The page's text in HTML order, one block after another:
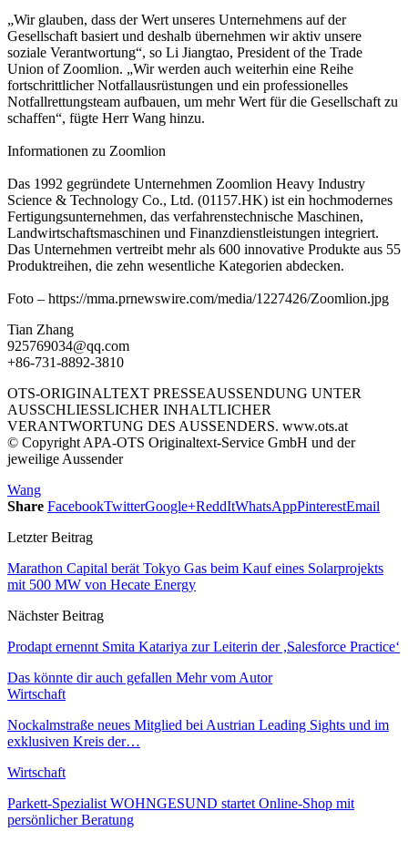
„Wir glauben, dass der Wert unseres Unternehmens auf der
Gesellschaft basiert und deshalb übernehmen wir aktiv unsere
soziale Verantwortung“, so Li Jiangtao, President of the Trade
Union of Zoomlion. „Wir werden auch weiterhin eine Reihe
fortschrittlicher Notfallausrüstungen und ein professionelles
Notfallrettungsteam aufbauen, um mehr Wert für die Gesellschaft zu
schaffen“, fügte Herr Wang hinzu.
Informationen zu Zoomlion
Das 1992 gegründete Unternehmen Zoomlion Heavy Industry
Science & Technology Co., Ltd. (01157.HK) ist ein hochmodernes
Fertigungsunternehmen, das verfahrenstechnische Maschinen,
Landwirtschaftsmaschinen und Finanzdienstleistungen integriert.
Das Unternehmen vertreibt mehr als 600 innovative Produkte aus 55
Produktreihen, die zehn wesentliche Kategorien abdecken.
Foto – https://mma.prnewswire.com/media/1227426/Zoomlion.jpg
Tian Zhang
925769034@qq.com
+86-731-8892-3810
OTS-ORIGINALTEXT PRESSEAUSSENDUNG UNTER
AUSSCHLIESSLICHER INHALTLICHER
VERANTWORTUNG DES AUSSENDERS. www.ots.at
© Copyright APA-OTS Originaltext-Service GmbH und der
jeweilige Aussender
Wang
Share FacebookTwitterGoogle+ReddItWhatsAppPinterestEmail
Letzter Beitrag
Marathon Capital berät Tokyo Gas beim Kauf eines Solarprojekts
mit 500 MW von Hecate Energy
Nächster Beitrag
Prodapt ernennt Smita Katariya zur Leiterin der ,Salesforce Practice‘
Das könnte dir auch gefallen Mehr vom Autor
Wirtschaft
Nockalmstraße neues Mitglied bei Austrian Leading Sights und im
exklusiven Kreis der…
Wirtschaft
Parkett-Spezialist WOHNGESUND startet Online-Shop mit
persönlicher Beratung